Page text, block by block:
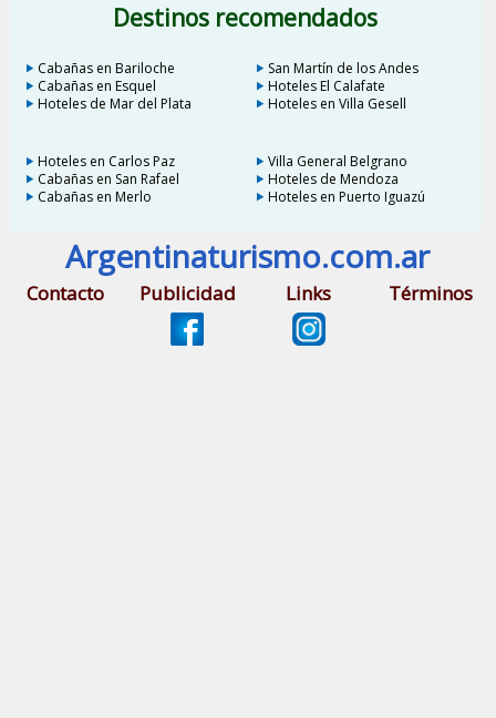
Destinos recomendados
Cabañas en Bariloche
San Martín de los Andes
Cabañas en Esquel
Hoteles El Calafate
Hoteles de Mar del Plata
Hoteles en Villa Gesell
Hoteles en Carlos Paz
Villa General Belgrano
Cabañas en San Rafael
Hoteles de Mendoza
Cabañas en Merlo
Hoteles en Puerto Iguazú
Argentinaturismo.com.ar
Contacto Publicidad Links Términos